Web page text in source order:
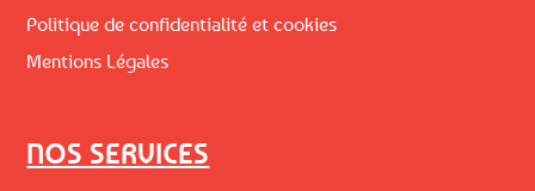
Politique de confidentialité et cookies
Mentions Légales
NOS SERVICES